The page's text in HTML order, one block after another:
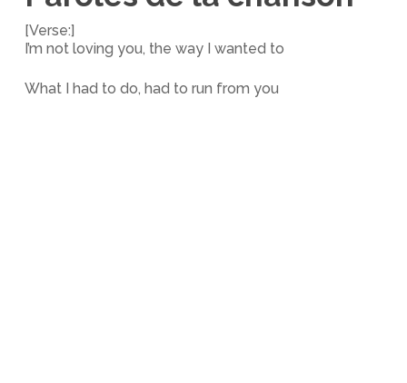
[Verse:]
I’m not loving you, the way I wanted to
What I had to do, had to run from you